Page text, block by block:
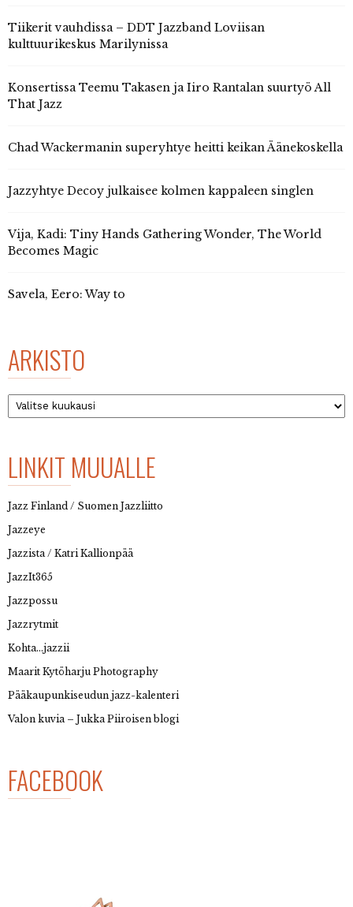
Tiikerit vauhdissa – DDT Jazzband Loviisan
kulttuurikeskus Marilynissa
Konsertissa Teemu Takasen ja Iiro Rantalan suurtyö All
That Jazz
Chad Wackermanin superyhtye heitti keikan Äänekoskella
Jazzyhtye Decoy julkaisee kolmen kappaleen singlen
Vija, Kadi: Tiny Hands Gathering Wonder, The World
Becomes Magic
Savela, Eero: Way to
ARKISTO
Arkisto
LINKIT MUUALLE
Jazz Finland / Suomen Jazzliitto
Jazzeye
Jazzista / Katri Kallionpää
JazzIt365
Jazzpossu
Jazzrytmit
Kohta…jazzii
Maarit Kytöharju Photography
Pääkaupunkiseudun jazz-kalenteri
Valon kuvia – Jukka Piiroisen blogi
FACEBOOK